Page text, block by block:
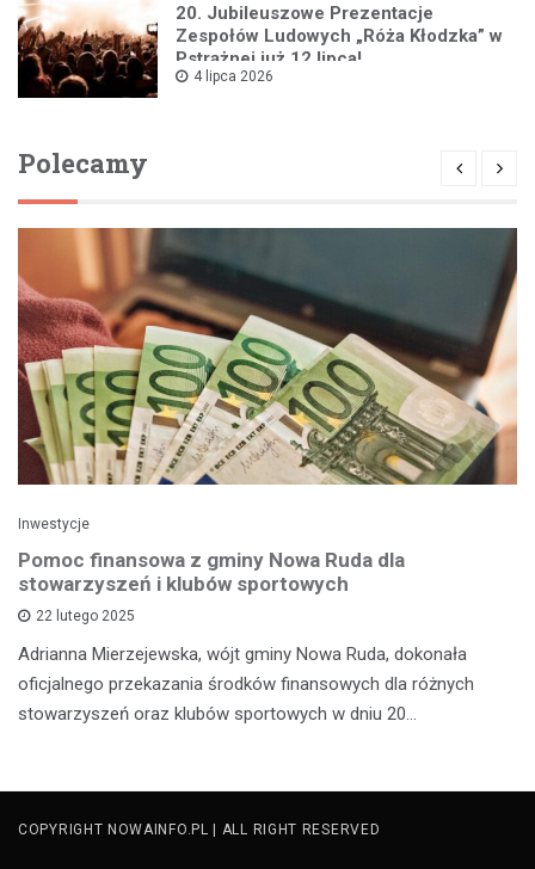
20. Jubileuszowe Prezentacje
Zespołów Ludowych „Róża Kłodzka” w
Pstrążnej już 12 lipca!
4 lipca 2026
Polecamy
Inwestycje
Pomoc finansowa z gminy Nowa Ruda dla
stowarzyszeń i klubów sportowych
22 lutego 2025
Adrianna Mierzejewska, wójt gminy Nowa Ruda, dokonała
oficjalnego przekazania środków finansowych dla różnych
stowarzyszeń oraz klubów sportowych w dniu 20…
COPYRIGHT NOWAINFO.PL | ALL RIGHT RESERVED